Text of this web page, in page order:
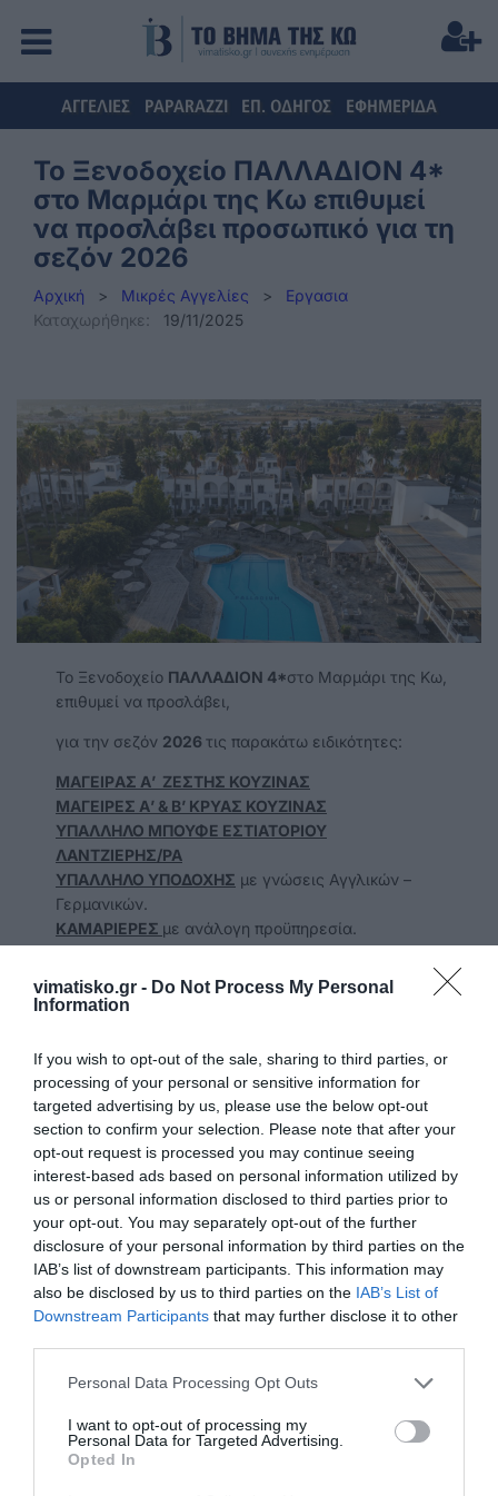
vimatisko.gr - Do Not Process My Personal
Information
If you wish to opt-out of the sale, sharing to third parties, or
processing of your personal or sensitive information for
targeted advertising by us, please use the below opt-out
section to confirm your selection. Please note that after your
opt-out request is processed you may continue seeing
interest-based ads based on personal information utilized by
us or personal information disclosed to third parties prior to
your opt-out. You may separately opt-out of the further
disclosure of your personal information by third parties on the
IAB’s list of downstream participants. This information may
also be disclosed by us to third parties on the IAB’s List of
Downstream Participants that may further disclose it to other
Personal Data Processing Opt Outs
I want to opt-out of processing my
Personal Data for Targeted Advertising.
Opted In
ΑΓΓΕΛΙΕΣ PAPARAZZI ΕΠ. ΟΔΗΓΟΣ ΕΦΗΜΕΡΙΔΑ
Το Ξενοδοχείο ΠΑΛΛΑΔΙΟΝ 4*
στο Μαρμάρι της Κω επιθυμεί
να προσλάβει προσωπικό για τη
σεζόν 2026
Αρχική > Μικρές Αγγελίες > Εργασια
Καταχωρήθηκε:
19/11/2025
Το Ξενοδοχείο ΠΑΛΛΑΔΙΟΝ 4*στο Μαρμάρι της Κω,
επιθυμεί να προσλάβει,
για την σεζόν 2026 τις παρακάτω ειδικότητες:
ΜΑΓΕΙΡAΣ Α’ ΖΕΣΤΗΣ ΚΟΥΖΙΝΑΣ
ΜΑΓΕΙΡΕΣ Α’ & Β’ ΚΡΥΑΣ ΚΟΥΖΙΝΑΣ
ΥΠΑΛΛΗΛΟ ΜΠΟΥΦΕ ΕΣΤΙΑΤΟΡΙΟΥ
ΛΑΝΤΖΙΕΡΗΣ/ΡΑ
ΥΠΑΛΛΗΛΟ ΥΠΟΔΟΧΗΣ με γνώσεις Αγγλικών –
Γερμανικών.
ΚΑΜΑΡΙΕΡΕΣ με ανάλογη προϋπηρεσία.
Γερμανικών θα θεωρηθεί επιπλέον προσόν).
ΒΟΗΘΟΙ ΣΕΡΒΙΤΟΡΩΝ
με γνώσεις Αγγλικών ( η
ΜΠΑΡΜΑΝ
ΒΟΗΘΟ ΜΠΑΡΜΑΝ
ΒΟΗΘΟ ΑΠΟΘΗΚΑΡΙΟΥ
ΚΗΠΟΥΡΟ
Ευχάριστο περιβάλλον εργασίας
Προοπτική επαγγελματικής εξέλιξης
Αποστολή βιογραφικών – αιτήσεις ( με πρόσφατη
φωτογραφία).
στο email : manager@hotelpalladiumkos.gr
ΤΗΛΕΦΩΝΟ ΕΠΙΚΟΙΝΩΝΙΑΣ : 2242041407/8 από
Δευτέρα μέχρι Παρασκευή από 10:00 – 14:00.
PALLADIUM